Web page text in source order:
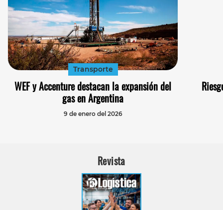
Transporte
WEF y Accenture destacan la expansión del
gas en Argentina
9 de enero del 2026
Revista